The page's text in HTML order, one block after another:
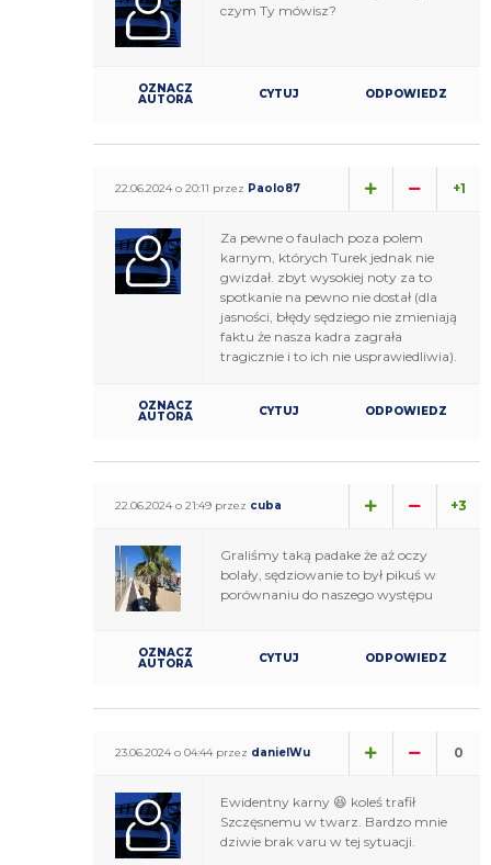
czym Ty mówisz?
OZNACZ
AUTORA CYTUJ ODPOWIEDZ
22.06.2024 o 20:11 przez Paolo87 +1
Za pewne o faulach poza polem
karnym, których Turek jednak nie
gwizdał. zbyt wysokiej noty za to
spotkanie na pewno nie dostał (dla
jasności, błędy sędziego nie zmieniają
faktu że nasza kadra zagrała
tragicznie i to ich nie usprawiedliwia).
OZNACZ
AUTORA CYTUJ ODPOWIEDZ
22.06.2024 o 21:49 przez cuba +3
Graliśmy taką padake że aż oczy
bolały, sędziowanie to był pikuś w
porównaniu do naszego występu
OZNACZ
AUTORA CYTUJ ODPOWIEDZ
23.06.2024 o 04:44 przez danielWu 0
Ewidentny karny 😆 koleś trafił
Szczęsnemu w twarz. Bardzo mnie
dziwie brak varu w tej sytuacji.